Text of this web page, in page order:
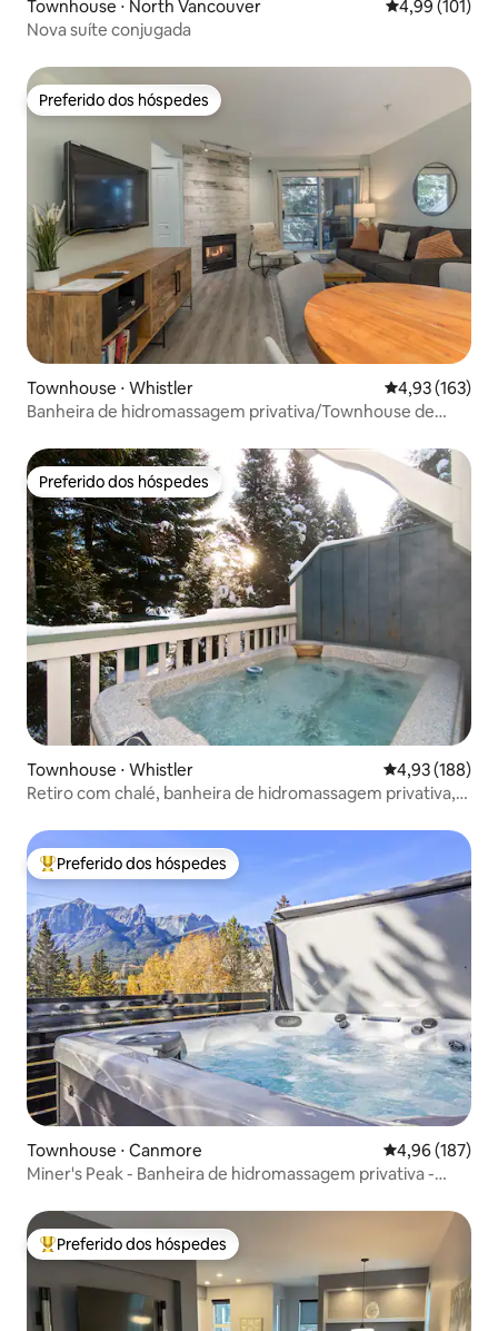
Townhouse ⋅ North Vancouver 4,99 de uma
4,99 (101)
Nova suíte conjugada
Preferido dos hóspedes
Preferido dos hóspedes
Townhouse ⋅ Whistler 4,93 de uma
4,93 (163)
Banheira de hidromassagem privativa/Townhouse de
Preferido dos hóspedes
Preferido dos hóspedes
Townhouse ⋅ Whistler 4,93 de uma
4,93 (188)
Retiro com chalé, banheira de hidromassagem privativa,
Entre os melhores preferidos dos hóspedes
Preferido dos hóspedes
Townhouse ⋅ Canmore 4,96 de uma
4,96 (187)
Miner's Peak - Banheira de hidromassagem privativa -
Entre os melhores preferidos dos hóspedes
Preferido dos hóspedes